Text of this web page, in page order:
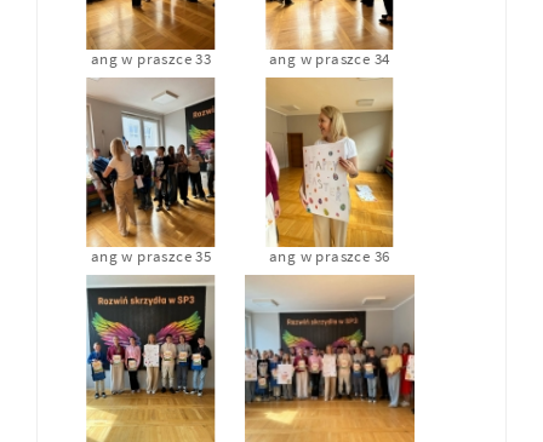
ang w praszce 33 ang w praszce 34
ang w praszce 35 ang w praszce 36